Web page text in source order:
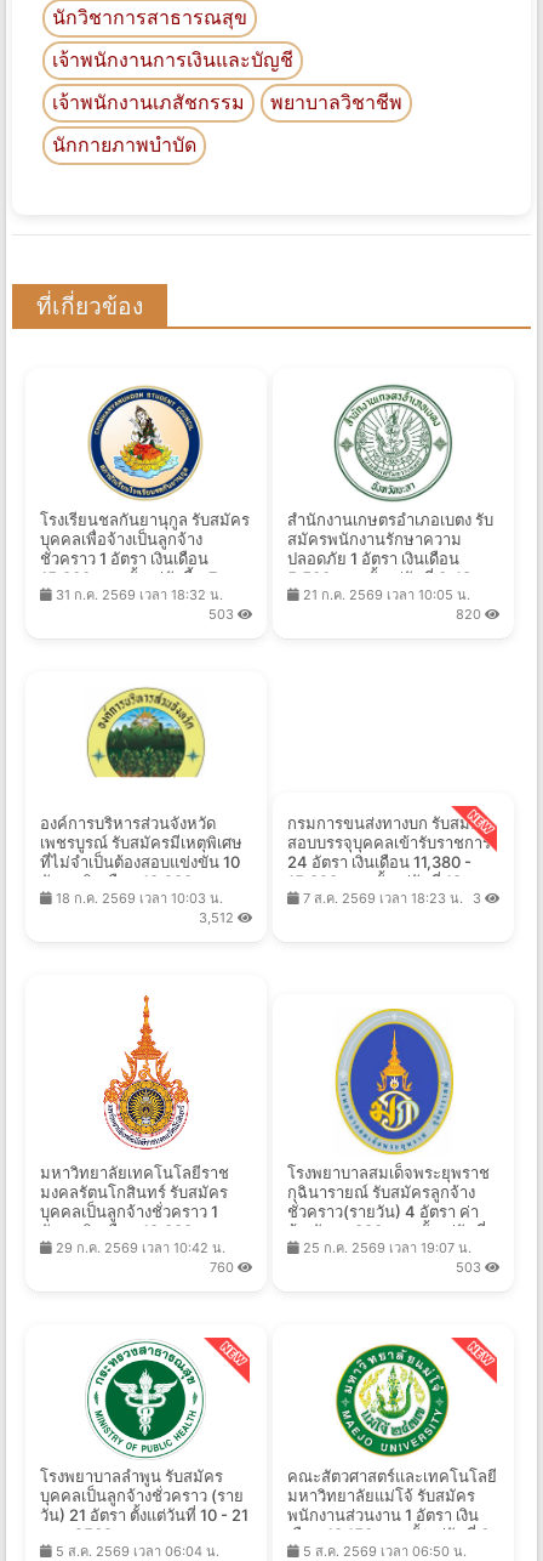
นักวิชาการสาธารณสุข
เจ้าพนักงานการเงินและบัญชี
เจ้าพนักงานเภสัชกรรม
พยาบาลวิชาชีพ
นักกายภาพบําบัด
ที่เกี่ยวข้อง
โรงเรียนชลกันยานุกูล รับสมัคร
บุคคลเพื่อจ้างเป็นลูกจ้าง
ชั่วคราว 1 อัตรา เงินเดือน
15,000 บาท ตั้งแต่บัดนี้ - 7
ส.ค. 2569
31 ก.ค. 2569 เวลา 18:32 น.
503
สำนักงานเกษตรอำเภอเบตง รับ
สมัครพนักงานรักษาความ
ปลอดภัย 1 อัตรา เงินเดือน
5,500 บาท ตั้งแต่วันที่ 3-13
ส.ค. 2569
21 ก.ค. 2569 เวลา 10:05 น.
820
องค์การบริหารส่วนจังหวัด
เพชรบูรณ์ รับสมัครมีเหตุพิเศษ
ที่ไม่จำเป็นต้องสอบแข่งขัน 10
อัตรา เงินเดือน 18,200 บาท
ตั้งแต่วันที่ 5-14 ส.ค. 2569
18 ก.ค. 2569 เวลา 10:03 น.
3,512
กรมการขนส่งทางบก รับสมัคร
สอบบรรจุบุคคลเข้ารับราชการ
24 อัตรา เงินเดือน 11,380 -
15,320 บาท ตั้งแต่วันที่ 18 ส.ค.
- 7 ส.ค. 2569
7 ส.ค. 2569 เวลา 18:23 น. 3
มหาวิทยาลัยเทคโนโลยีราช
มงคลรัตนโกสินทร์ รับสมัคร
บุคคลเป็นลูกจ้างชั่วคราว 1
อัตรา เงินเดือน 18,000 บาท
ตั้งแต่วันที่ 3 - 7 ส.ค. 2569
29 ก.ค. 2569 เวลา 10:42 น.
760
โรงพยาบาลสมเด็จพระยุพราช
กุฉินารายณ์ รับสมัครลูกจ้าง
ชั่วคราว(รายวัน) 4 อัตรา ค่า
จ้างวันละ 380 บาท ตั้งแต่วันที่
27 ก.ค. - 20 ส.ค. 2569
25 ก.ค. 2569 เวลา 19:07 น.
503
โรงพยาบาลลำพูน รับสมัคร
บุคคลเป็นลูกจ้างชั่วคราว (ราย
วัน) 21 อัตรา ตั้งแต่วันที่ 10 - 21
ส.ค. 2569
5 ส.ค. 2569 เวลา 06:04 น.
คณะสัตวศาสตร์และเทคโนโลยี
มหาวิทยาลัยแม่โจ้ รับสมัคร
พนักงานส่วนงาน 1 อัตรา เงิน
เดือน 18,150 บาท ตั้งแต่วันที่ 6
- 21 ส.ค. 2569
5 ส.ค. 2569 เวลา 06:50 น.